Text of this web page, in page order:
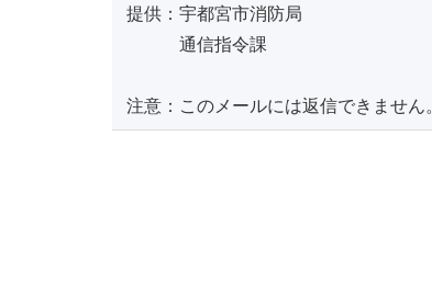
提供：宇都宮市消防局
通信指令課
注意：このメールには返信できません。